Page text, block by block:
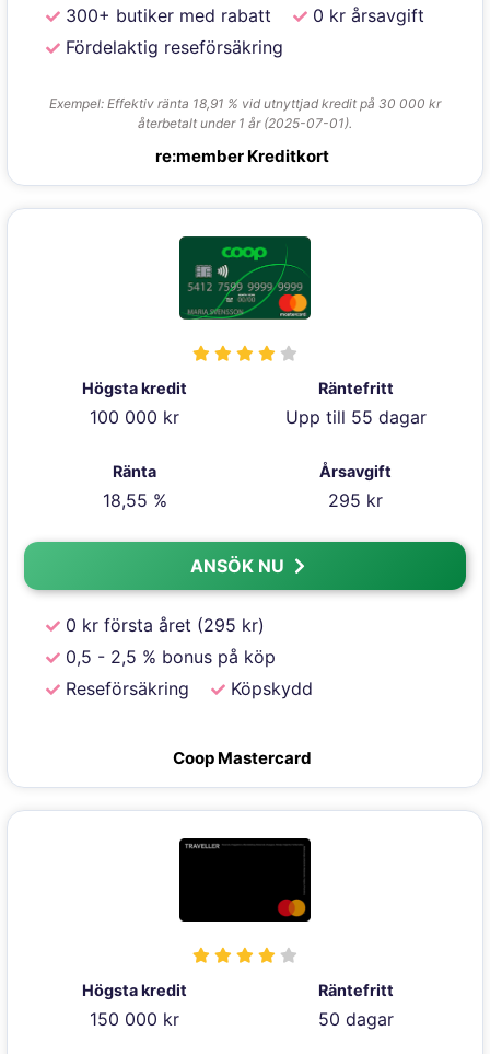
300+ butiker med rabatt
0 kr årsavgift
Fördelaktig reseförsäkring
Exempel: Effektiv ränta 18,91 % vid utnyttjad kredit på 30 000 kr
återbetalt under 1 år (2025-07-01).
re:member Kreditkort
Högsta kredit
100 000 kr
Räntefritt
Upp till 55 dagar
Ränta
18,55 %
Årsavgift
295 kr
ANSÖK NU
0 kr första året (295 kr)
0,5 - 2,5 % bonus på köp
Reseförsäkring
Köpskydd
Coop Mastercard
Högsta kredit
150 000 kr
Räntefritt
50 dagar